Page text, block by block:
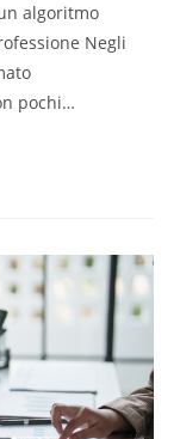
algoritmo
Negli
pochi…